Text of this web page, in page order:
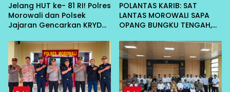
Jelang HUT ke- 81 RI! Polres
Morowali dan Polsek
Jajaran Gencarkan KRYD
Kamtibmas Kondusif
POLANTAS KARIB: SAT
LANTAS MOROWALI SAPA
OPANG BUNGKU TENGAH,